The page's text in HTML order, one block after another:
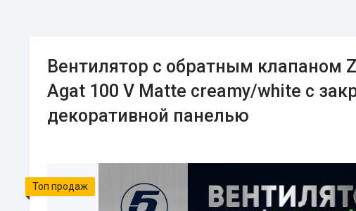
Вентилятор с обратным клапаном
Agat 100 V Matte creamy/white с
декоративной панелью
Топ продаж